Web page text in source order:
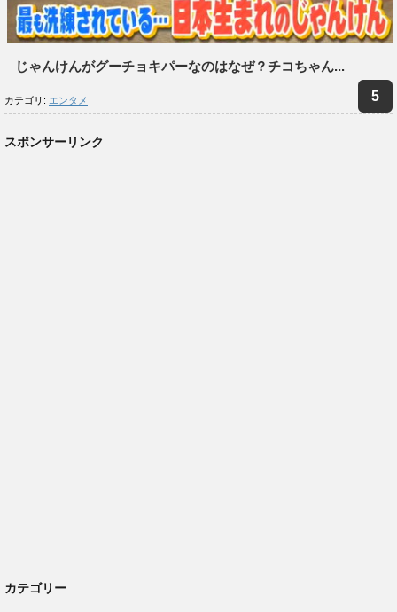
じゃんけんがグーチョキパーなのはなぜ？チコちゃん...
カテゴリ: エンタメ
スポンサーリンク
カテゴリー